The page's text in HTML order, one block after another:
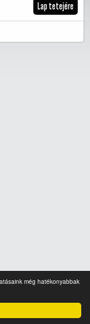
még hatékonyabbak
Lap tetejére